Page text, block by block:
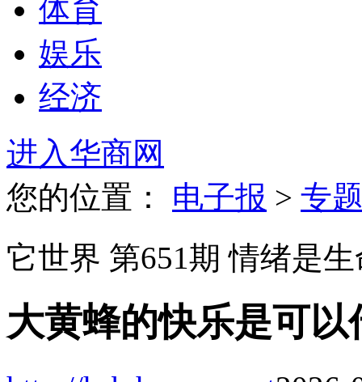
体育
娱乐
经济
进入华商网
您的位置： 电子报 > 专
它世界 第651期 情绪是
大黄蜂的快乐是可以